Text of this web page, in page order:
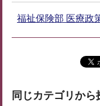
福祉保険部 医療政
同じカテゴリから